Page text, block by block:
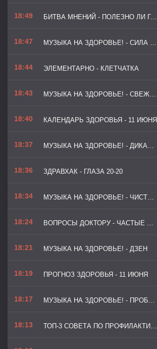
18:49 БИТВА МНЕНИЙ - ПОЛЕЗНО ЛИ ГОЛОДАНИЕ ДЛЯ ЗДОРОВЬЯ
18:47 МУЗЫКА НА ЗДОРОВЬЕ! - СИЛА ВОЛИ
18:44 ЭЛЕМЕНТАРНО - КЛЕТЧАТКА
18:43 МУЗЫКА НА ЗДОРОВЬЕ! - СВЕЖЕСТЬ РАССВЕТА (ВЕРСИЯ 2)
18:40 КАЛЕНДАРЬ ЗДОРОВЬЯ - 11 ИЮНЯ
18:37 МУЗЫКА НА ЗДОРОВЬЕ! - ДИКАЯ МЯТА
18:36 ЗДРАВХАК - ГЛАЗА 20-20
18:34 МУЗЫКА НА ЗДОРОВЬЕ! - ЧИСТЫЙ РАЗУМ
18:24 ВОПРОСЫ ДОКТОРУ - ЧАСТЫЕ ОРВИ У ДЕТЕЙ
18:21 МУЗЫКА НА ЗДОРОВЬЕ! - ДЗЕН
18:19 ПРОГНОЗ ЗДОРОВЬЯ - 11 ИЮНЯ
18:17 МУЗЫКА НА ЗДОРОВЬЕ! - ПРОБУЖДЕНИЕ СИЛ (ВЕРСИЯ 2)
18:13 ТОП-3 СОВЕТА ПО ПРОФИЛАКТИКЕ - УМЕНЬШАЕМ БОЛЬ В КОЛЕНЯХ В ДОМАШНИХ УСЛОВИЯХ